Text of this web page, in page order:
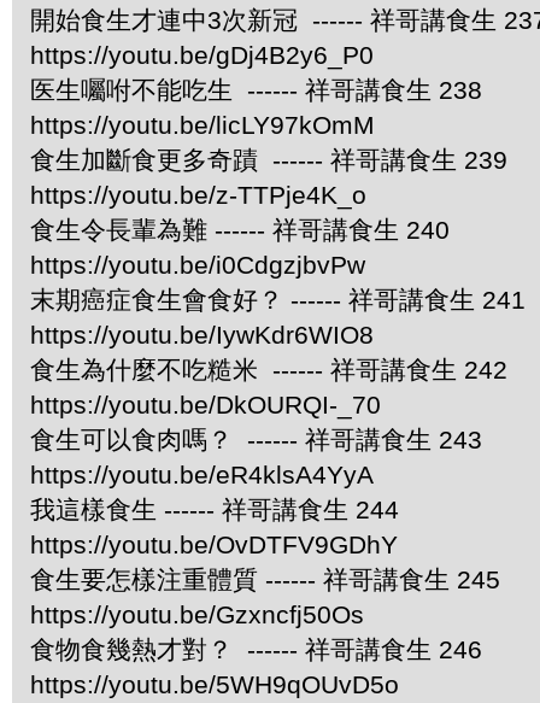
開始食生才連中3次新冠 ------ 祥哥講食生
https://youtu.be/gDj4B2y6_P0
医生囑咐不能吃生 ------ 祥哥講食生 238
https://youtu.be/licLY97kOmM
食生加斷食更多奇蹟 ------ 祥哥講食生 239
https://youtu.be/z-TTPje4K_o
食生令長輩為難 ------ 祥哥講食生 240
https://youtu.be/i0CdgzjbvPw
末期癌症食生會食好？ ------ 祥哥講食生 241
https://youtu.be/IywKdr6WIO8
食生為什麼不吃糙米 ------ 祥哥講食生 242
https://youtu.be/DkOURQI-_70
食生可以食肉嗎？ ------ 祥哥講食生 243
https://youtu.be/eR4klsA4YyA
我這樣食生 ------ 祥哥講食生 244
https://youtu.be/OvDTFV9GDhY
食生要怎樣注重體質 ------ 祥哥講食生 245
https://youtu.be/Gzxncfj50Os
食物食幾熱才對？ ------ 祥哥講食生 246
https://youtu.be/5WH9qOUvD5o